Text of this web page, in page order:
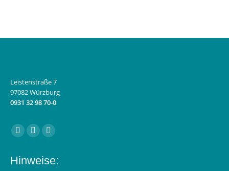
Menge
Leistenstraße 7
97082 Würzburg
0931 32 98 70-0
Finden Sie uns auf:
Facebook
opens
Instagram
opens
E-
page
Hinweise: